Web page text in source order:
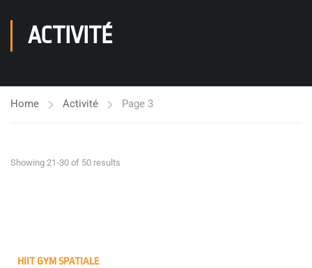
ACTIVITÉ
Home Activité Page 3
Showing 21-30 of 50 results
HIIT GYM SPATIALE